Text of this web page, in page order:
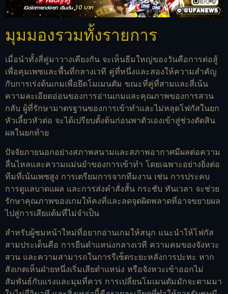
มุมมองรวมทั้งรายการ
เมื่อนำทั้งสี่คู่มาวางเคียงกัน จะเห็นธีมใหญ่ของวันคือการต่อสู้
เพื่อคุมเพซและพื้นที่กลางเวที คู่ที่หนึ่งและสองให้ความสำคัญ
กับการเร่งต้นเกมเพื่อยึดโมเมนตัม ขณะที่คู่ที่สามและสี่เน้น
ความละเอียดอ่อนของการอ่านเกมและคุณภาพของการสวน
กลับ ผู้ที่รักษามาตรฐานของการเข้าทำและไม่หลุดโฟกัสในยก
หัวเลี้ยวหัวต่อ จะได้เปรียบตั้งต้นก่อนพาตัวเองเข้าสู่ช่วงตัดสิน
ผลในยกท้าย
ปัจจัยภายนอกอย่างสภาพสนามและสภาพอากาศมีผลต่อความ
ลื่นไหลและความแม่นยำของการเข้าทำ โดยเฉพาะอย่างยิ่งต่อ
ทีมที่เน้นเพซสูง การเตรียมการจากทีมงาน เช่น การประคบ
การดูแลบาดแผล และการส่งคำสั่งสั้น กระชับ ทันเวลา จะช่วย
รักษาคุณภาพของเกมให้คงที่และลดจุดผิดพลาดที่อาจขยายผล
ไปสู่การเสียแต้มที่ไม่จำเป็น
สำหรับผู้ชมหน้าใหม่ที่อยากอ่านเกมให้สนุก แนะนำให้โฟกัส
สามประเด็นคือ การยืนตำแหน่งกลางเวที ความคมของจังหวะ
สวน และความสามารถในการรีเซ็ตระยะหลังการปะทะ หาก
สังเกตเห็นฝ่ายหนึ่งเริ่มเสียตำแหน่ง หรือจังหวะเข้าออกไม่
สัมพันธ์กับแรงและมุมที่ควร การเปลี่ยนโมเมนตัมมักจะตามมา